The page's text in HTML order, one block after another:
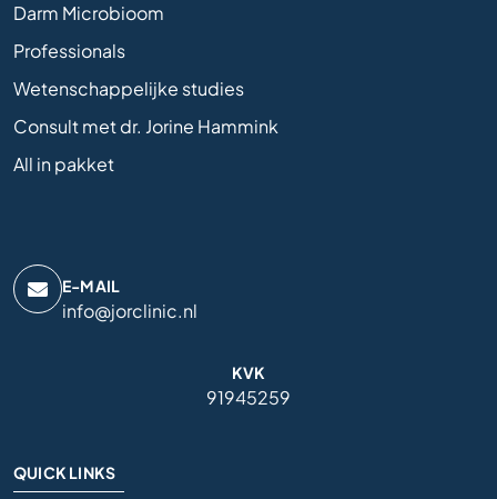
Darm Microbioom
Professionals
Wetenschappelijke studies
Consult met dr. Jorine Hammink
All in pakket
E-MAIL
info@jorclinic.nl
KVK
91945259
QUICK LINKS